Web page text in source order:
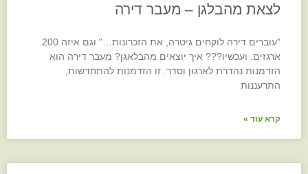
לצאת מהבלגן – מעבר דירה
"עוברים דירה לוקחים גיטרה, את הזכרונות…" וגם איזה 200
ארגזים. ועכשיו??? איך יוצאים מהבלאגן? מעבר דירה הוא
הזדמנות נהדרת לארגון וסדר. זו הזדמנות להתחדשות,
התרעננות
קרא עוד »